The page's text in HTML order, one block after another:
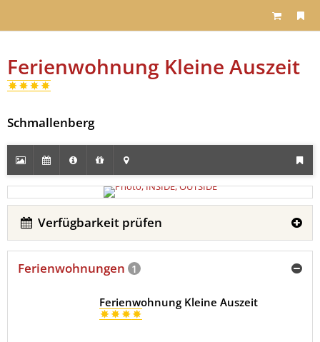
Ferienwohnung Kleine Auszeit
Schmallenberg
Verfügbarkeit prüfen
Ferienwohnungen 1
Ferienwohnung Kleine Auszeit